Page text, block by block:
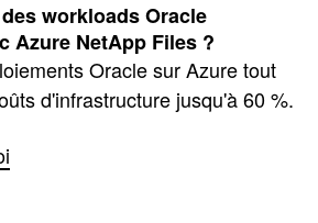
workloads Oracle
Azure NetApp Files ?
Oracle sur Azure tout
d'infrastructure jusqu'à 60 %.